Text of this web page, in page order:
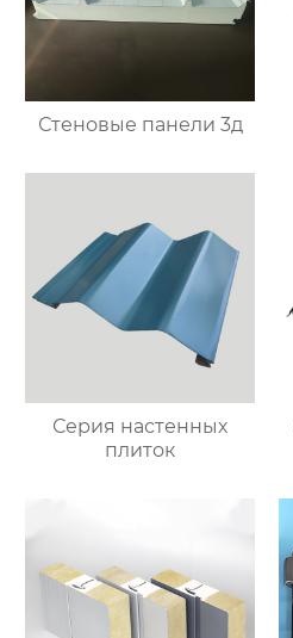
Стеновые панели 3д
Серия настенных
плиток